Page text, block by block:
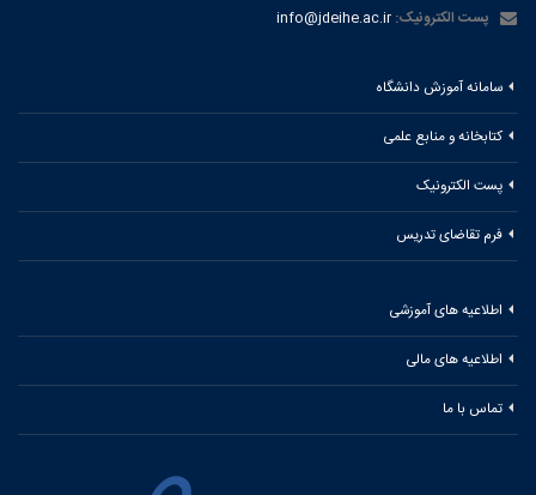
پست الکترونیک: info@jdeihe.ac.ir
سامانه آموزش دانشگاه
کتابخانه و منابع علمی
پست الکترونیک
فرم تقاضای تدریس
اطلاعیه های آموزشی
اطلاعیه های مالی
تماس با ما